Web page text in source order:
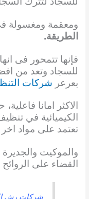
ومعقمة ومغسولة
الطريقة.
فإنها تتمحور فى
للسجاد وتعد من
بعرعر شركات
الاكثر امانا
الكيميائية في
تعتمد على مواد
والموكيت والجديرة
القضاء على الروائح
شركات رش